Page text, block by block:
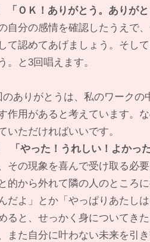
ＯＫ！ありがとう。ありがと
自分の感情を確認したうえで
て認めてあげましょう。そし
。と3回唱えます。
のありがとうは、私のワーク
作用があると考えています。
いただければいいです。
やった！うれしい！よかった
その現象を喜んで受け取る必要
的から外れて隣の人のところ
だよ」とか「やっぱりあたし
ると、せっかく身についてき
また自分に叶わない未来を引